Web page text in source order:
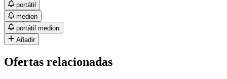
portátil
medion
portátil medion
Añadir
Ofertas relacionadas